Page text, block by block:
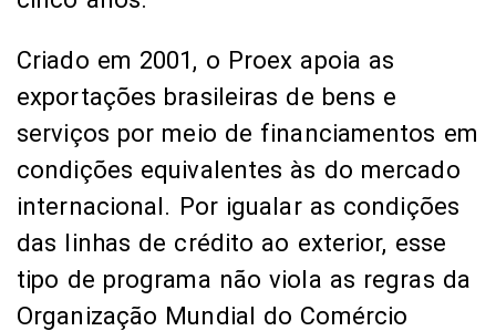
Criado em 2001, o Proex apoia as
exportações brasileiras de bens e
serviços por meio de financiamentos em
condições equivalentes às do mercado
internacional. Por igualar as condições
das linhas de crédito ao exterior, esse
tipo de programa não viola as regras da
Organização Mundial do Comércio